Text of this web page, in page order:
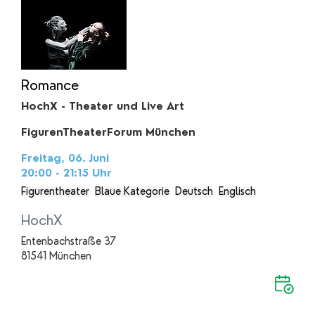
Romance
HochX - Theater und Live Art
FigurenTheaterForum München
Freitag, 06. Juni
20:00 - 21:15 Uhr
Figurentheater Blaue Kategorie Deutsch Englisch
HochX
Entenbachstraße 37
81541 München